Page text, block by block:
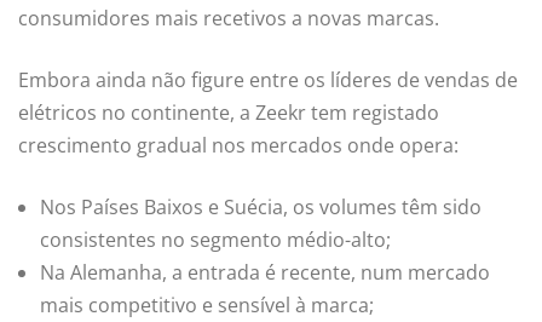
consumidores mais recetivos a novas marcas.
Embora ainda não figure entre os líderes de vendas de
elétricos no continente, a Zeekr tem registado
crescimento gradual nos mercados onde opera:
Nos Países Baixos e Suécia, os volumes têm sido
consistentes no segmento médio-alto;
Na Alemanha, a entrada é recente, num mercado
mais competitivo e sensível à marca;